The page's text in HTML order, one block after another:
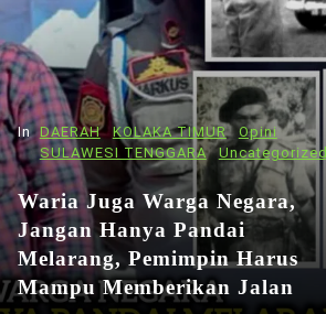
In DAERAH KOLAKA TIMUR
Opini
SULAWESI TENGGARA
Uncategorized
Waria Juga Warga Negara,
Jangan Hanya Pandai
Melarang, Pemimpin Harus
Mampu Memberikan Jalan